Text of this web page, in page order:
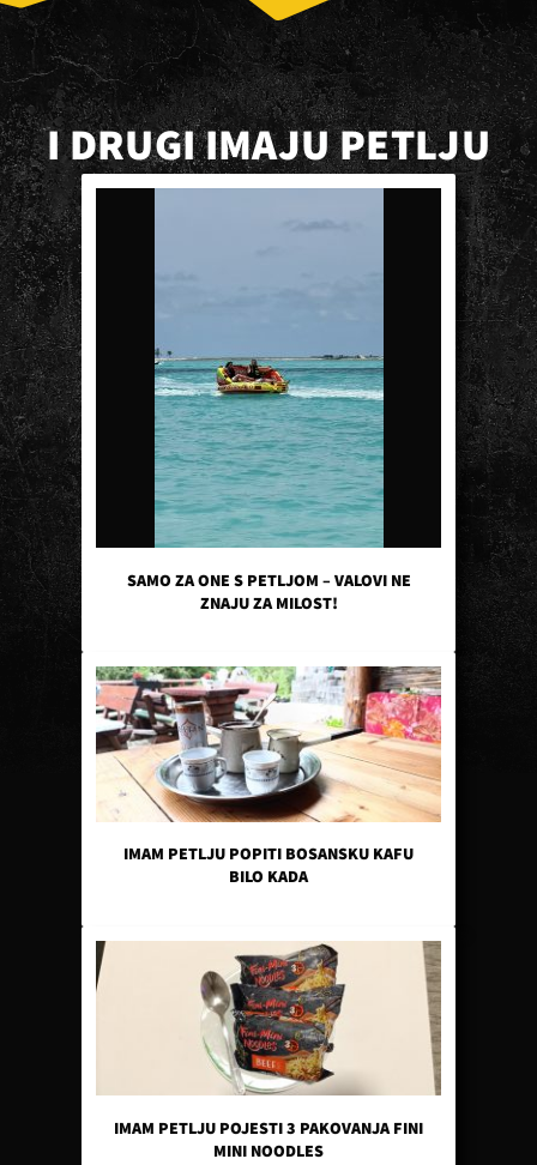
I DRUGI IMAJU PETLJU
SAMO ZA ONE S PETLJOM – VALOVI NE
ZNAJU ZA MILOST!
IMAM PETLJU POPITI BOSANSKU KAFU
BILO KADA
IMAM PETLJU POJESTI 3 PAKOVANJA FINI
MINI NOODLES